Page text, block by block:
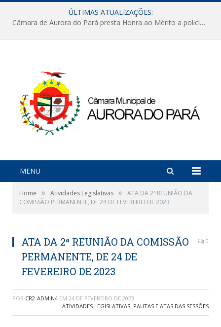
ÚLTIMAS ATUALIZAÇÕES:
Câmara de Aurora do Pará presta Honra ao Mérito a policiais militares em sessão marcada por reconhecimento e emoção
MENU
Home » Atividades Legislativas »
ATA DA 2ª REUNIÃO DA
COMISSÃO PERMANENTE, DE 24 DE FEVEREIRO DE 2023
ATA DA 2ª REUNIÃO DA COMISSÃO
PERMANENTE, DE 24 DE
FEVEREIRO DE 2023
0
POR CR2-ADMIN4 EM 24 DE FEVEREIRO DE 2023
ATIVIDADES LEGISLATIVAS, PAUTAS E ATAS DAS SESSÕES